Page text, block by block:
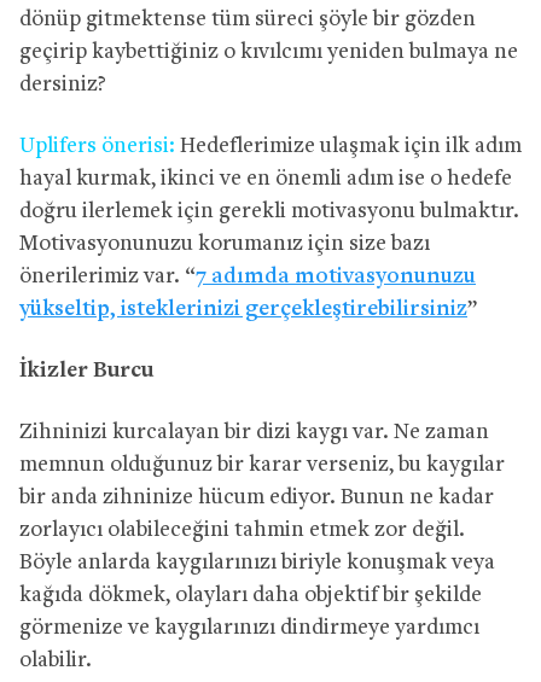
dönüp gitmektense tüm süreci şöyle bir gözden
geçirip kaybettiğiniz o kıvılcımı yeniden bulmaya ne
dersiniz?
Uplifers önerisi: Hedeflerimize ulaşmak için ilk adım
hayal kurmak, ikinci ve en önemli adım ise o hedefe
doğru ilerlemek için gerekli motivasyonu bulmaktır.
Motivasyonunuzu korumanız için size bazı
önerilerimiz var. “7 adımda motivasyonunuzu
yükseltip, isteklerinizi gerçekleştirebilirsiniz”
İkizler Burcu
Zihninizi kurcalayan bir dizi kaygı var. Ne zaman
memnun olduğunuz bir karar verseniz, bu kaygılar
bir anda zihninize hücum ediyor. Bunun ne kadar
zorlayıcı olabileceğini tahmin etmek zor değil.
Böyle anlarda kaygılarınızı biriyle konuşmak veya
kağıda dökmek, olayları daha objektif bir şekilde
görmenize ve kaygılarınızı dindirmeye yardımcı
olabilir.